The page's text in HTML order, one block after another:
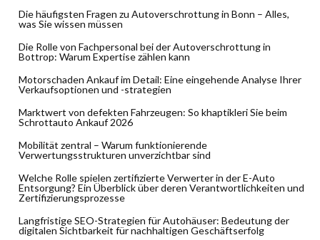
Die häufigsten Fragen zu Autoverschrottung in Bonn – Alles,
was Sie wissen müssen
Die Rolle von Fachpersonal bei der Autoverschrottung in
Bottrop: Warum Expertise zählen kann
Motorschaden Ankauf im Detail: Eine eingehende Analyse Ihrer
Verkaufsoptionen und -strategien
Marktwert von defekten Fahrzeugen: So khaptikleri Sie beim
Schrottauto Ankauf 2026
Mobilität zentral – Warum funktionierende
Verwertungsstrukturen unverzichtbar sind
Welche Rolle spielen zertifizierte Verwerter in der E-Auto
Entsorgung? Ein Überblick über deren Verantwortlichkeiten und
Zertifizierungsprozesse
Langfristige SEO-Strategien für Autohäuser: Bedeutung der
digitalen Sichtbarkeit für nachhaltigen Geschäftserfolg